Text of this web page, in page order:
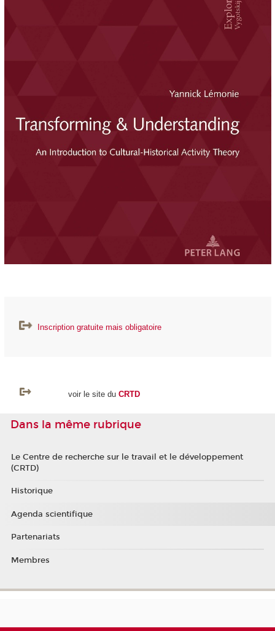
Inscription gratuite mais obligatoire
voir le site du CRTD
Dans la même rubrique
Le Centre de recherche sur le travail et le développement
(CRTD)
Historique
Agenda scientifique
Partenariats
Membres